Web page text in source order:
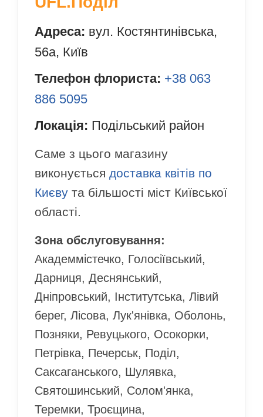
Адреса: вул. Костянтинівська,
56а, Київ
Телефон флориста: +38 063
886 5095
Локація: Подільський район
Саме з цього магазину
виконується доставка квітів по
Києву та більшості міст Київської
області.
Зона обслуговування:
Академмістечко, Голосіївський,
Дарниця, Деснянський,
Дніпровський, Інститутська, Лівий
берег, Лісова, Лук'янівка, Оболонь,
Позняки, Ревуцького, Осокорки,
Петрівка, Печерськ, Поділ,
Саксаганського, Шулявка,
Святошинський, Солом'янка,
Теремки, Троєщина,